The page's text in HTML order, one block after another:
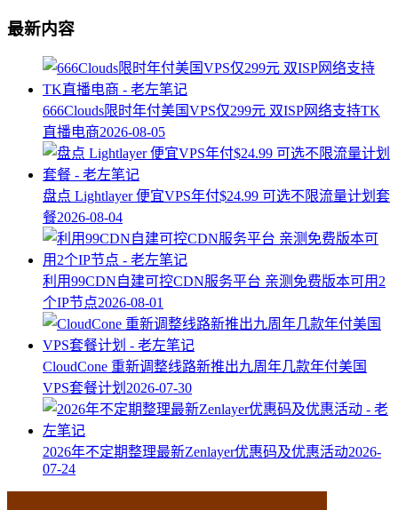
最新内容
666Clouds限时年付美国VPS仅299元 双ISP网络支持TK
直播电商2026-08-05
盘点 Lightlayer 便宜VPS年付$24.99 可选不限流量计划套
餐2026-08-04
利用99CDN自建可控CDN服务平台 亲测免费版本可用2
个IP节点2026-08-01
CloudCone 重新调整线路新推出九周年几款年付美国
VPS套餐计划 2026-07-30
2026年不定期整理最新Zenlayer优惠码及优惠活动2026-
07-24